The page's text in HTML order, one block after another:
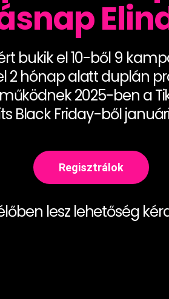
bukik el 10-ből 9
2 hónap alatt duplán
2025-ben a
Black Friday-ből
Regisztrálok
lesz lehetőség